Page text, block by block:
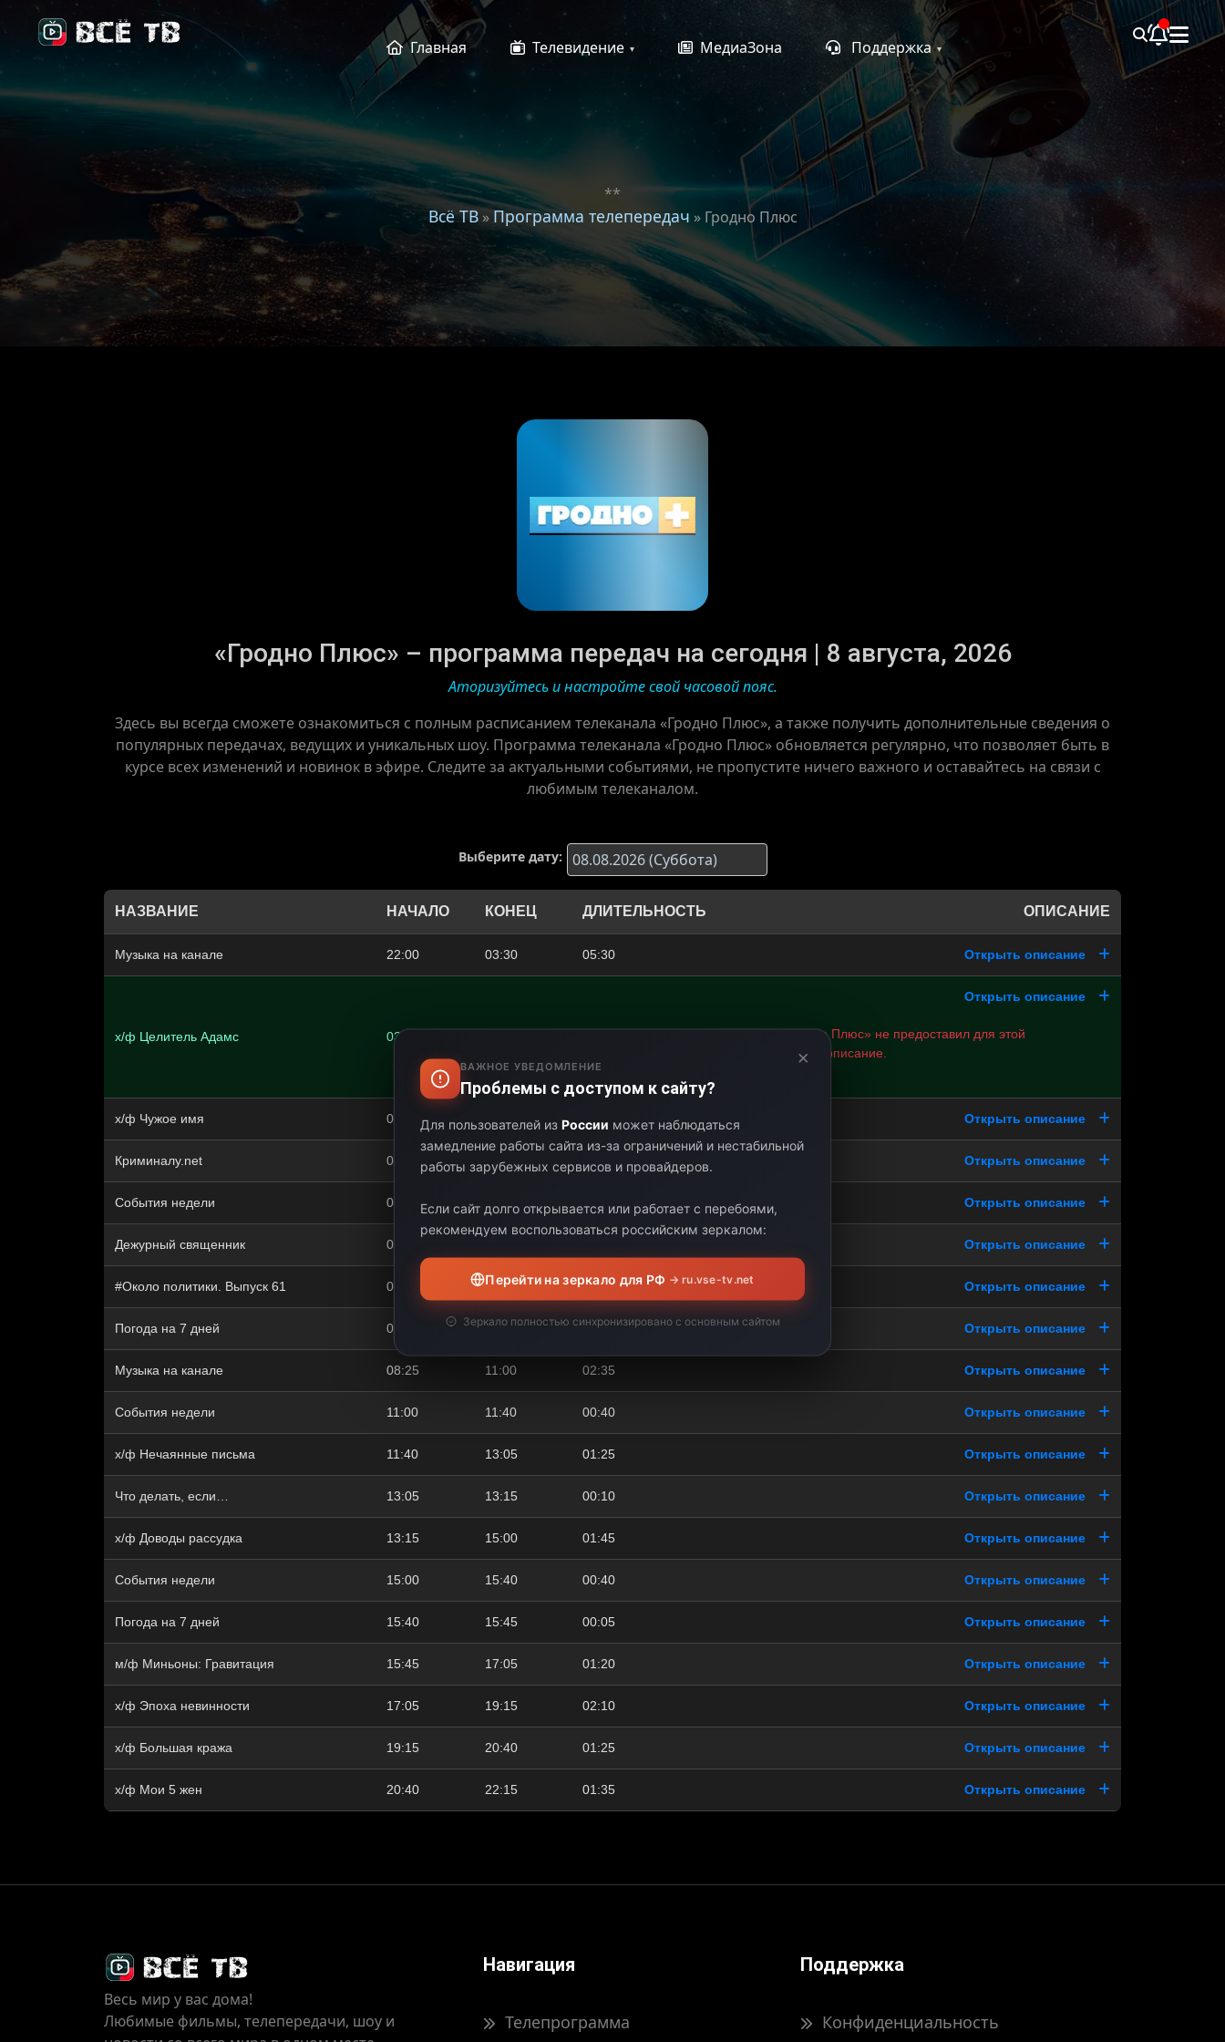
Главная Телевидение МедиаЗона Поддержка
**
Всё ТВ»Программа телепередач » Гродно Плюс
«Гродно Плюс» – программа передач на сегодня | 8 августа, 2026
Аторизуйтесь и настройте свой часовой пояс.
Здесь вы всегда сможете ознакомиться с полным расписанием телеканала «Гродно Плюс», а также получить дополнительные сведения о
популярных передачах, ведущих и уникальных шоу. Программа телеканала «Гродно Плюс» обновляется регулярно, что позволяет быть в
курсе всех изменений и новинок в эфире. Следите за актуальными событиями, не пропустите ничего важного и оставайтесь на связи с
любимым телеканалом.
Выберите дату:
НАЗВАНИЕ НАЧАЛО КОНЕЦ ДЛИТЕЛЬНОСТЬ ОПИСАНИЕ
Музыка на канале 22:00 03:30 05:30 Открыть описание
х/ф Целитель Адамс 03:30
Открыть описание
Канал «Гродно Плюс» не предоставил для этой
телепередачи описание.
х/ф Чужое имя 05:25 Открыть описание
Криминалу.net 06:50 07:00 Открыть описание
События недели 07:00 Открыть описание
Дежурный священник 07:40 Открыть описание
#Около политики. Выпуск 61 07:45 08:20 00:35 Открыть описание
Погода на 7 дней 08:20 08:25 00:05 Открыть описание
Музыка на канале 08:25 11:00 02:35 Открыть описание
События недели 11:00 11:40 00:40 Открыть описание
х/ф Нечаянные письма 11:40 13:05 01:25 Открыть описание
Что делать, если… 13:05 13:15 00:10 Открыть описание
х/ф Доводы рассудка 13:15 15:00 01:45 Открыть описание
События недели 15:00 15:40 00:40 Открыть описание
Погода на 7 дней 15:40 15:45 00:05 Открыть описание
м/ф Миньоны: Гравитация 15:45 17:05 01:20 Открыть описание
х/ф Эпоха невинности 17:05 19:15 02:10 Открыть описание
х/ф Большая кража 19:15 20:40 01:25 Открыть описание
х/ф Мои 5 жен 20:40 22:15 01:35 Открыть описание
Весь мир у вас дома!
Любимые фильмы, телепередачи, шоу и
Навигация
Телепрограмма
Поддержка
Конфиденциальность
×
ВАЖНОЕ УВЕДОМЛЕНИЕ
Проблемы с доступом к сайту?
Для пользователей из России может наблюдаться
замедление работы сайта из-за ограничений и нестабильной
работы зарубежных сервисов и провайдеров.
Если сайт долго открывается или работает с перебоями,
рекомендуем воспользоваться российским зеркалом:
Перейти на зеркало для РФ → ru.vse-tv.net
Зеркало полностью синхронизировано с основным сайтом